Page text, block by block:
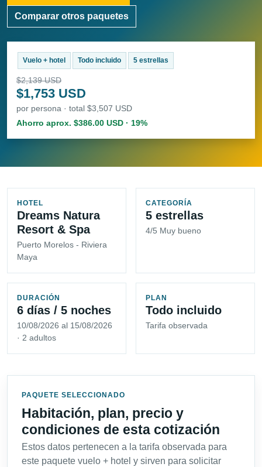
Comparar otros paquetes
Vuelo + hotel Todo incluido 5 estrellas
$2,139 USD
$1,753 USD
por persona · total $3,507 USD
Ahorro aprox. $386.00 USD · 19%
HOTEL
Dreams Natura
Resort & Spa
Puerto Morelos - Riviera
Maya
CATEGORÍA
5 estrellas
4/5 Muy bueno
DURACIÓN
6 días / 5 noches
10/08/2026 al 15/08/2026
· 2 adultos
PLAN
Todo incluido
Tarifa observada
PAQUETE SELECCIONADO
Habitación, plan, precio y
condiciones de esta cotización
Estos datos pertenecen a la tarifa observada para
este paquete vuelo + hotel y sirven para solicitar